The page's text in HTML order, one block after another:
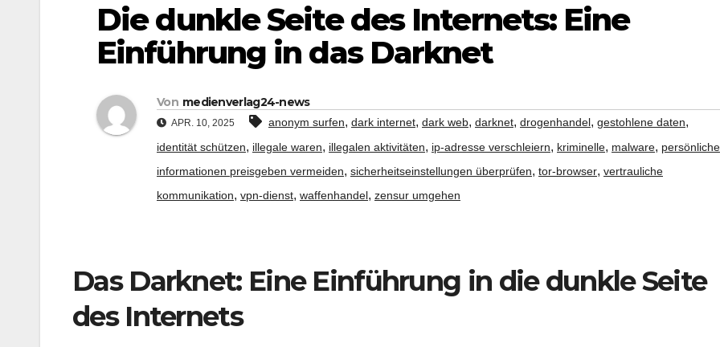
Die dunkle Seite des Internets: Eine
Einführung in das Darknet
Von medienverlag24-news
APR. 10, 2025 anonym surfen, dark internet, dark web, darknet, drogenhandel, gestohlene daten,
identität schützen, illegale waren, illegalen aktivitäten, ip-adresse verschleiern, kriminelle, malware, persönliche
informationen preisgeben vermeiden, sicherheitseinstellungen überprüfen, tor-browser, vertrauliche
kommunikation, vpn-dienst, waffenhandel, zensur umgehen
Das Darknet: Eine Einführung in die dunkle Seite
des Internets